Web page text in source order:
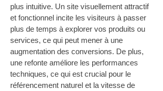
plus intuitive. Un site visuellement attractif
et fonctionnel incite les visiteurs à passer
plus de temps à explorer vos produits ou
services, ce qui peut mener à une
augmentation des conversions. De plus,
une refonte améliore les performances
techniques, ce qui est crucial pour le
référencement naturel et la vitesse de